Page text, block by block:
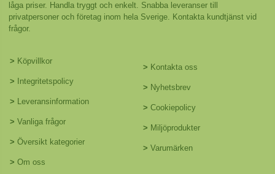
låga priser. Handla tryggt och enkelt. Snabba leveranser till
privatpersoner och företag inom hela Sverige. Kontakta kundtjänst vid
frågor.
> Köpvillkor
> Integritetspolicy
> Leveransinformation
> Vanliga frågor
> Översikt kategorier
> Om oss
> Kontakta oss
> Nyhetsbrev
> Cookiepolicy
> Miljöprodukter
> Varumärken